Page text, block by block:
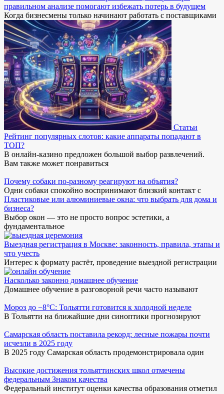
правильном анализе помогают избежать потерь в будущем
Когда бизнесмены только начинают работать с поставщиками
Статьи
Рейтинг популярных слотов: какие аппараты попадают в
ТОП?
В онлайн-казино предложен большой выбор развлечений.
Вам также может понравиться
Почему собаки по-разному реагируют на объятия?
Одни собаки спокойно воспринимают близкий контакт с
Пластиковые или алюминиевые окна: что выбрать для дома и
бизнеса?
Выбор окон — это не просто вопрос эстетики, а
фундаментальное
Выездная регистрация в Москве: законность, правила, этапы и
что учесть
Интерес к формату растёт, проведение выездной регистрации
Насколько законно домашнее обучение
Домашнее обучение в разговорной речи часто называют
Мороз до −8°C: Тольятти готовится к холодной неделе
В Тольятти на ближайшие дни синоптики прогнозируют
Самарская область поставила рекорд: лесные пожары почти
исчезли в 2025 году
В 2025 году Самарская область продемонстрировала один
Высокие достижения тольяттинских школ отмечены
федеральным Знаком качества
Федеральный институт оценки качества образования отметил